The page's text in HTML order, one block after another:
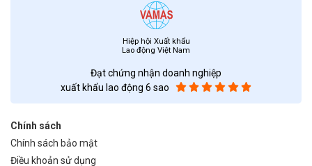
Hiệp hội Xuất khẩu
Lao động Việt Nam
Đạt chứng nhận doanh nghiệp
xuất khẩu lao động 6 sao
Chính sách
Chính sách bảo mật
Điều khoản sử dụng